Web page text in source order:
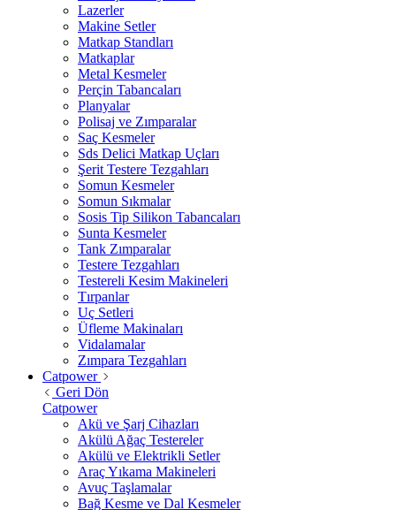
Lazerler
Makine Setler
Matkap Standları
Matkaplar
Metal Kesmeler
Perçin Tabancaları
Planyalar
Polisaj ve Zımparalar
Saç Kesmeler
Sds Delici Matkap Uçları
Şerit Testere Tezgahları
Somun Kesmeler
Somun Sıkmalar
Sosis Tip Silikon Tabancaları
Sunta Kesmeler
Tank Zımparalar
Testere Tezgahları
Testereli Kesim Makineleri
Tırpanlar
Uç Setleri
Üfleme Makinaları
Vidalamalar
Zımpara Tezgahları
Catpower
Geri Dön
Catpower
Akü ve Şarj Cihazları
Akülü Ağaç Testereler
Akülü ve Elektrikli Setler
Araç Yıkama Makineleri
Avuç Taşlamalar
Bağ Kesme ve Dal Kesmeler